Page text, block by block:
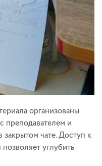
организованы
преподавателем и
чате. Доступ к
углубить